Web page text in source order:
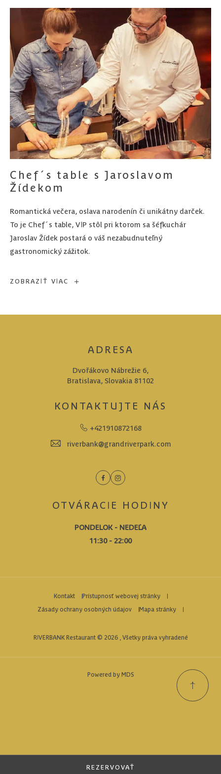
REZERVOVAŤ
Chef´s table s Jaroslavom
Žídekom
Romantická večera, oslava narodenín či unikátny darček.
To je Chef´s table, VIP stôl pri ktorom sa šéfkuchár
Jaroslav Žídek postará o váš nezabudnuteľný
gastronomický zážitok.
ZOBRAZIŤ VIAC
Chef
Žídekom
ADRESA
Dvořákovo Nábrežie 6,
Bratislava, Slovakia 81102
KONTAKTUJTE NÁS
+421910872168
riverbank@grandriverpark.com
FacebookInstagram
OTVÁRACIE HODINY
PONDELOK - NEDEĽA
11:30 - 22:00
Kontakt
Prístupnosť webovej stránky
Zásady ochrany osobných údajov
Mapa stránky
RIVERBANK Restaurant © 2026 , Všetky práva vyhradené
Powered by MDS